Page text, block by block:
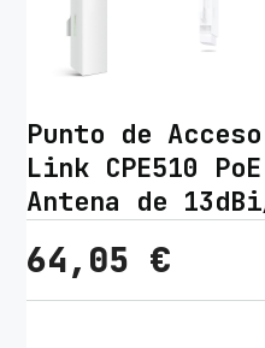
Punto de
Link CPE510
Antena de
64,05 €